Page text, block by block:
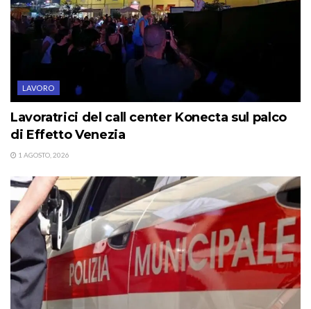
LAVORO
Lavoratrici del call center Konecta sul palco
di Effetto Venezia
1 AGOSTO, 2026